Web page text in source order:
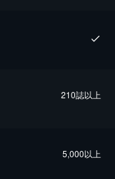
210誌以上
5,000以上